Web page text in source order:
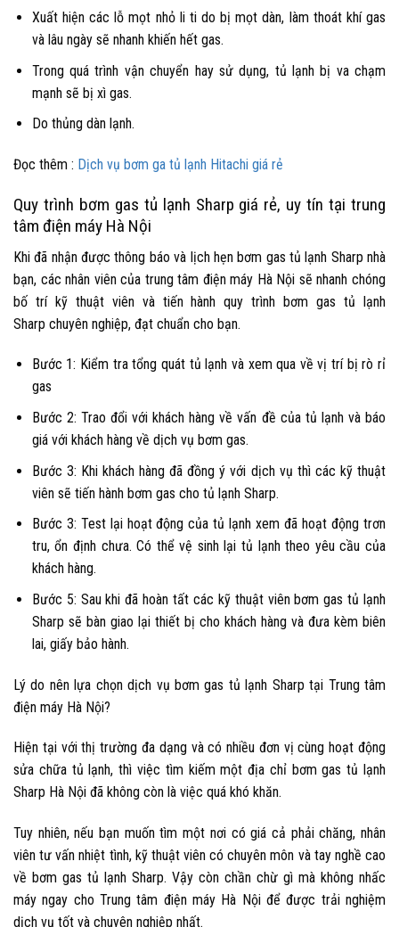
Xuất hiện các lỗ mọt nhỏ li ti do bị mọt dàn, làm thoát khí gas
và lâu ngày sẽ nhanh khiến hết gas.
Trong quá trình vận chuyển hay sử dụng, tủ lạnh bị va chạm
mạnh sẽ bị xì gas.
Do thủng dàn lạnh.
Đọc thêm : Dịch vụ bơm ga tủ lạnh Hitachi giá rẻ
Quy trình bơm gas tủ lạnh Sharp giá rẻ, uy tín tại trung
tâm điện máy Hà Nội
Khi đã nhận được thông báo và lịch hẹnbơm gas tủ lạnh Sharp nhà
bạn, các nhân viên của trung tâm điện máy Hà Nội sẽ nhanh chóng
bố trí kỹ thuật viên và tiến hành quy trìnhbơm gas tủ lạnh
Sharp chuyên nghiệp, đạt chuẩn cho bạn.
Bước 1: Kiểm tra tổng quát tủ lạnh và xem qua về vị trí bị rò rỉ
gas
Bước 2: Trao đổi với khách hàng về vấn đề của tủ lạnh và báo
giá với khách hàng về dịch vụ bơm gas.
Bước 3: Khi khách hàng đã đồng ý với dịch vụ thì các kỹ thuật
viên sẽ tiến hành bơm gas cho tủ lạnh Sharp.
Bước 3: Test lại hoạt động của tủ lạnh xem đã hoạt động trơn
tru, ổn định chưa. Có thể vệ sinh lại tủ lạnh theo yêu cầu của
khách hàng.
Bước 5: Sau khi đã hoàn tất các kỹ thuật viênbơm gas tủ lạnh
Sharp sẽ bàn giao lại thiết bị cho khách hàng và đưa kèm biên
lai, giấy bảo hành.
Lý do nên lựa chọn dịch vụ bơm gas tủ lạnh Sharp tại Trung tâm
điện máy Hà Nội?
Hiện tại với thị trường đa dạng và có nhiều đơn vị cùng hoạt động
sửa chữa tủ lạnh, thì việc tìm kiếm một địa chỉ bơm gas tủ lạnh
Sharp Hà Nội đã không còn là việc quá khó khăn.
Tuy nhiên, nếu bạn muốn tìm một nơi có giá cả phải chăng, nhân
viên tư vấn nhiệt tình, kỹ thuật viên có chuyên môn và tay nghề cao
về bơm gas tủ lạnh Sharp. Vậy còn chần chừ gì mà không nhấc
máy ngay cho Trung tâm điện máy Hà Nội để được trải nghiệm
dịch vụ tốt và chuyên nghiệp nhất.